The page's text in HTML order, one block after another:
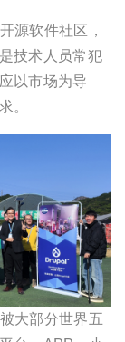
源软件社区，
技术人员常犯
以市场为导
。
大部分世界五